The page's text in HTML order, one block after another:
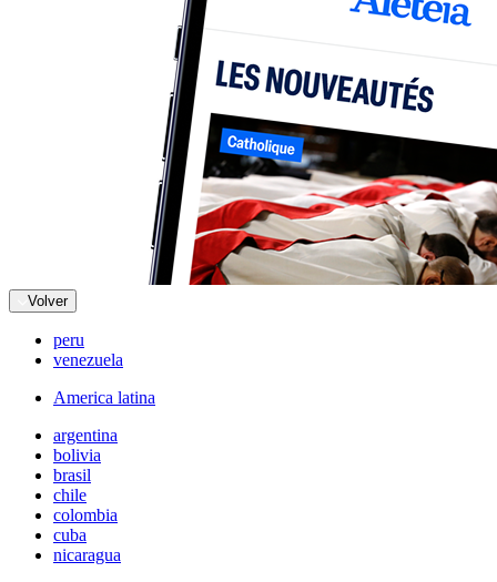
Volver
peru
venezuela
America latina
argentina
bolivia
brasil
chile
colombia
cuba
nicaragua